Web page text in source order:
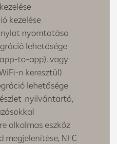
kezelése
nyomtatása
lehetősége
to-app), vagy
n keresztül)
lehetősége
nyilvántartó,
alkalmas eszköz
megjelenítése, NFC